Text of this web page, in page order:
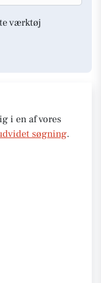
værktøj
i en af vores
søgning.